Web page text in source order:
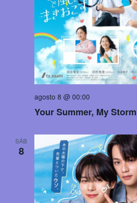
Your Summer, My
agosto 8 @ 00:00
SÁB
8